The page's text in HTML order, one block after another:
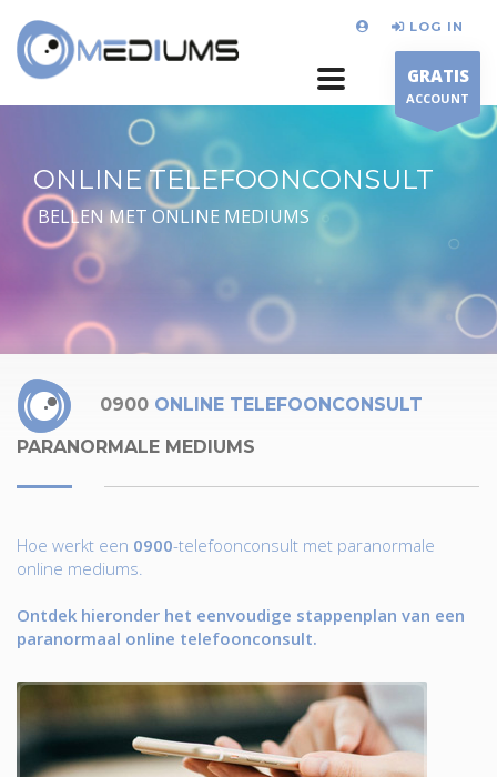
LOG IN
GRATIS
ACCOUNT
ONLINE TELEFOONCONSULT
BELLEN MET ONLINE MEDIUMS
0900 ONLINE TELEFOONCONSULT
PARANORMALE MEDIUMS
Hoe werkt een 0900-telefoonconsult met paranormale
online mediums.
Ontdek hieronder het eenvoudige stappenplan van een
paranormaal online telefoonconsult.